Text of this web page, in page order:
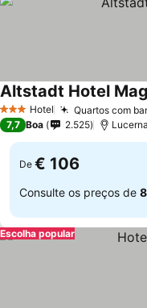
3 EstrelasHotel Quartos com
Altstadt Hotel
7,7 Boa 2.525
De € 106
Consulte os preços de
Escolha popular